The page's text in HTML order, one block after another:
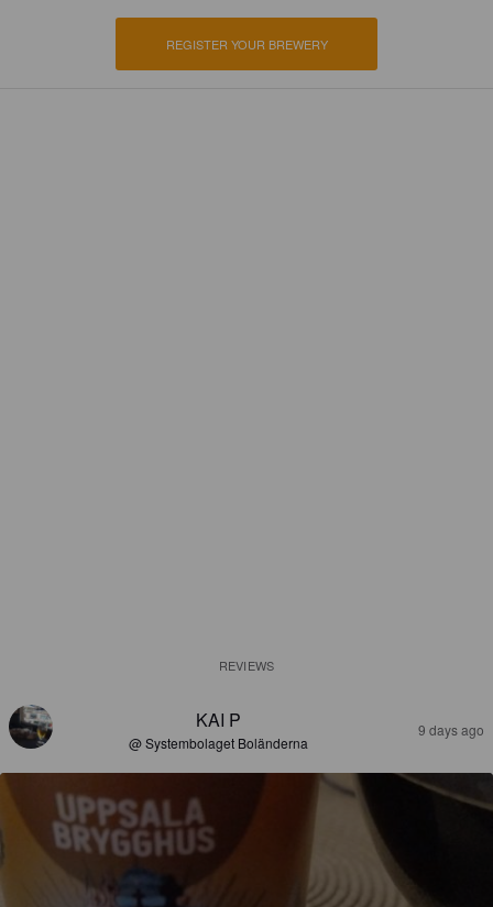
REGISTER YOUR BREWERY
REVIEWS
KAI P
@ Systembolaget Boländerna
9 days ago